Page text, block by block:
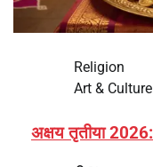
Religion
Art & Culture
अक्षय तृतीया